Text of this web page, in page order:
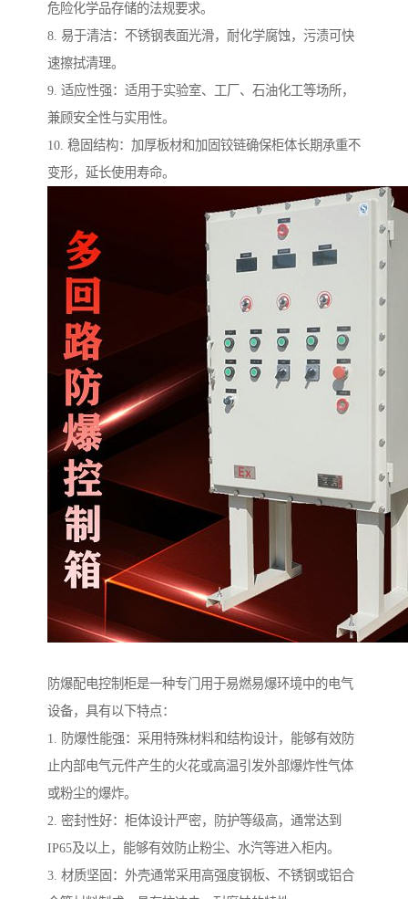
危险化学品存储的法规要求。
8. 易于清洁：不锈钢表面光滑，耐化学腐蚀，污渍可快
速擦拭清理。
9. 适应性强：适用于实验室、工厂、石油化工等场所，
兼顾安全性与实用性。
10. 稳固结构：加厚板材和加固铰链确保柜体长期承重不
变形，延长使用寿命。
防爆配电控制柜是一种专门用于易燃易爆环境中的电气
设备，具有以下特点：
1. 防爆性能强：采用特殊材料和结构设计，能够有效防
止内部电气元件产生的火花或高温引发外部爆炸性气体
或粉尘的爆炸。
2. 密封性好：柜体设计严密，防护等级高，通常达到
IP65及以上，能够有效防止粉尘、水汽等进入柜内。
3. 材质坚固：外壳通常采用高强度钢板、不锈钢或铝合